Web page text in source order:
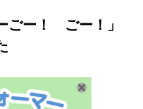
ごー！ ごー！」